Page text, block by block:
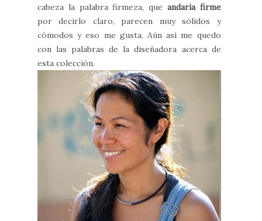
cabeza la palabra firmeza, que andaría firme
por decirlo claro, parecen muy sólidos y
cómodos y eso me gusta. Aún así me quedo
con las palabras de la diseñadora acerca de
esta colección.